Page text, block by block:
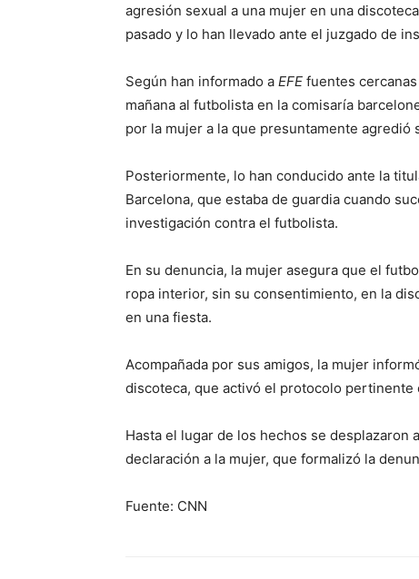
agresión sexual a una mujer en una
pasado y lo han llevado ante el juzgado de
Según han informado a EFE fuentes
mañana al futbolista en la comisaría
por la mujer a la que presuntamente agredió
Posteriormente, lo han conducido ante la
Barcelona, que estaba de guardia cuando
investigación contra el futbolista.
En su denuncia, la mujer asegura que el
ropa interior, sin su consentimiento, en la
en una fiesta.
Acompañada por sus amigos, la mujer
discoteca, que activó el protocolo pertinente
Hasta el lugar de los hechos se desplazaron
declaración a la mujer, que formalizó la
Fuente: CNN